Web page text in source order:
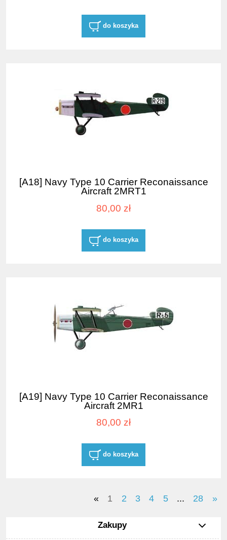
do koszyka
[A18] Navy Type 10 Carrier Reconaissance
Aircraft 2MRT1
80,00 zł
do koszyka
[A19] Navy Type 10 Carrier Reconaissance
Aircraft 2MR1
80,00 zł
do koszyka
« 1 2 3 4 5 ... 28 »
Zakupy